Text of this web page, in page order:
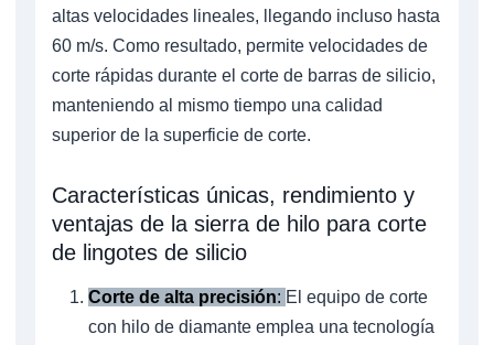
altas velocidades lineales, llegando incluso hasta
60 m/s. Como resultado, permite velocidades de
corte rápidas durante el corte de barras de silicio,
manteniendo al mismo tiempo una calidad
superior de la superficie de corte.
Características únicas, rendimiento y
ventajas de la sierra de hilo para corte
de lingotes de silicio
Corte de alta precisión: El equipo de corte
con hilo de diamante emplea una tecnología